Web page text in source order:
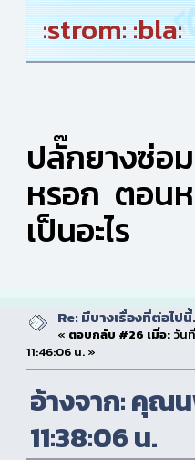
:strom: :bla:
ปลั๊กยางซ่อ
หรอก ตอน
เป็นอะไร
Re: มีบางเรื่องที่ต่อไป
« ตอบกลับ #26 เมื่อ:วันที่
11:46:06 น. »
อ้างจาก: คุณ
11:38:06 น.